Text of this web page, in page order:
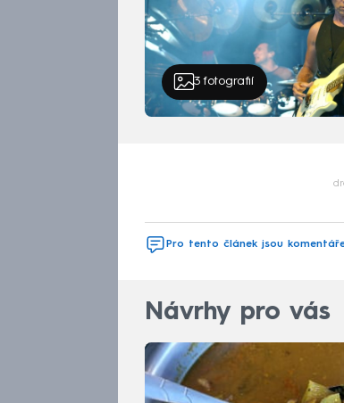
3 fotografií
Pro tento článek jsou
Návrhy pro vás